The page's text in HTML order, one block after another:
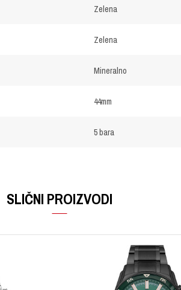
Zelena
Zelena
Mineralno
44mm
5 bara
SLIČNI PROIZVODI